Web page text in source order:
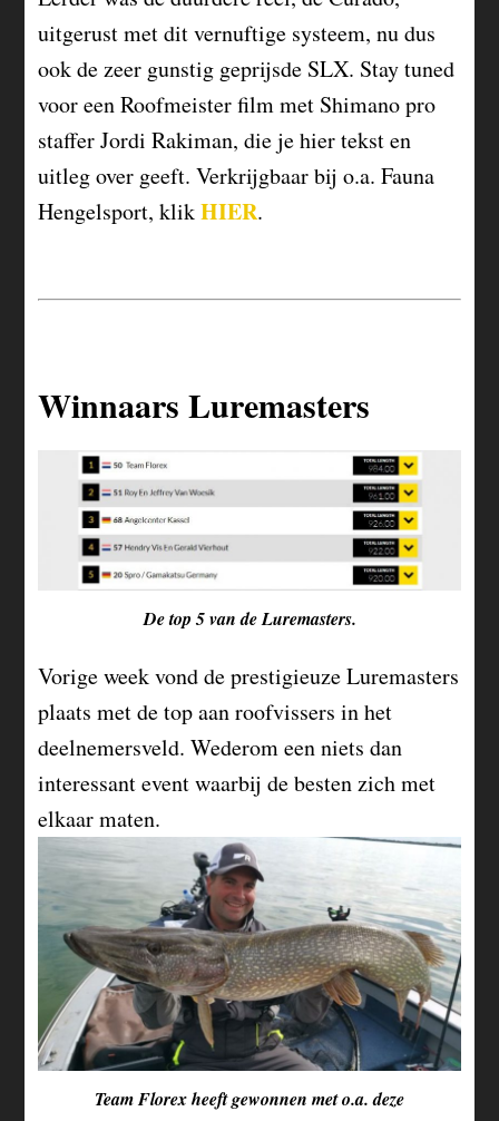
uitgerust met dit vernuftige systeem, nu dus
ook de zeer gunstig geprijsde SLX. Stay tuned
voor een Roofmeister film met Shimano pro
staffer Jordi Rakiman, die je hier tekst en
uitleg over geeft. Verkrijgbaar bij o.a. Fauna
Hengelsport, klikHIER.
Winnaars Luremasters
De top 5 van de Luremasters.
Vorige week vond de prestigieuze Luremasters
plaats met de top aan roofvissers in het
deelnemersveld. Wederom een niets dan
interessant event waarbij de besten zich met
elkaar maten.
Team Florex heeft gewonnen met o.a. deze